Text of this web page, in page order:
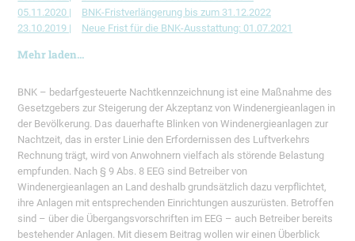
05.11.2020 |
BNK-Fristverlängerung bis zum 31.12.2022
23.10.2019 |
Neue Frist für die BNK-Ausstattung: 01.07.2021
Mehr laden...
BNK – bedarfgesteuerte Nachtkennzeichnung ist eine Maßnahme des
Gesetzgebers zur Steigerung der Akzeptanz von Windenergieanlagen in
der Bevölkerung. Das dauerhafte Blinken von Windenergieanlagen zur
Nachtzeit, das in erster Linie den Erfordernissen des Luftverkehrs
Rechnung trägt, wird von Anwohnern vielfach als störende Belastung
empfunden. Nach § 9 Abs. 8 EEG sind Betreiber von
Windenergieanlagen an Land deshalb grundsätzlich dazu verpflichtet,
ihre Anlagen mit entsprechenden Einrichtungen auszurüsten. Betroffen
sind – über die Übergangsvorschriften im EEG – auch Betreiber bereits
bestehender Anlagen. Mit diesem Beitrag wollen wir einen Überblick